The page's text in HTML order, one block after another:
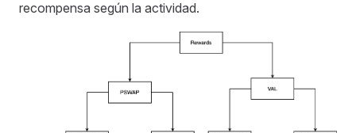
recompensa según la actividad.